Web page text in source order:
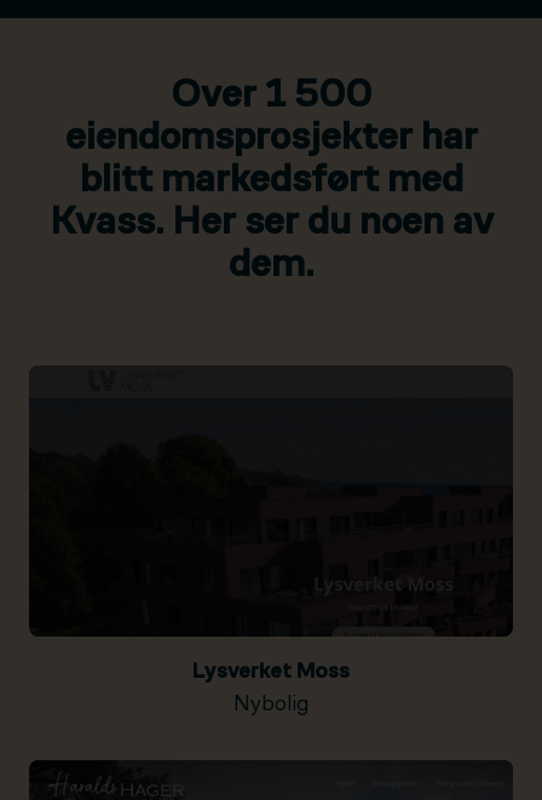
Over 1 500
eiendomsprosjekter har
blitt markedsført med
Kvass. Her ser du noen av
dem.
Lysverket Moss
Nybolig